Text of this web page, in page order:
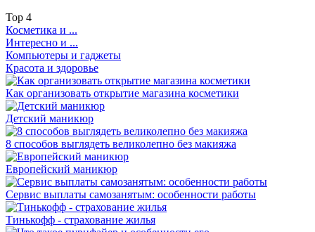
Top 4
Косметика и ...
Интересно и ...
Компьютеры и гаджеты
Красота и здоровье
Как организовать открытие магазина косметики
Детский маникюр
8 способов выглядеть великолепно без макияжа
Европейский маникюр
Сервис выплаты самозанятым: особенности работы
Тинькофф - страхование жилья